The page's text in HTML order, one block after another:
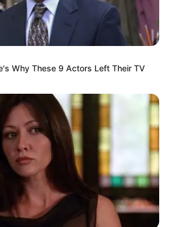
Why These 9 Actors Left Their TV